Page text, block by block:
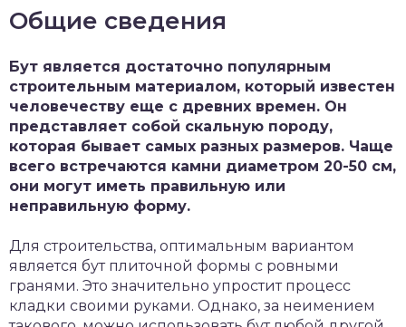
Общие сведения
Бут является достаточно популярным
строительным материалом, который известен
человечеству еще с древних времен. Он
представляет собой скальную породу,
которая бывает самых разных размеров. Чаще
всего встречаются камни диаметром 20-50 см,
они могут иметь правильную или
неправильную форму.
Для строительства, оптимальным вариантом
является бут плиточной формы с ровными
гранями. Это значительно упростит процесс
кладки своими руками. Однако, за неимением